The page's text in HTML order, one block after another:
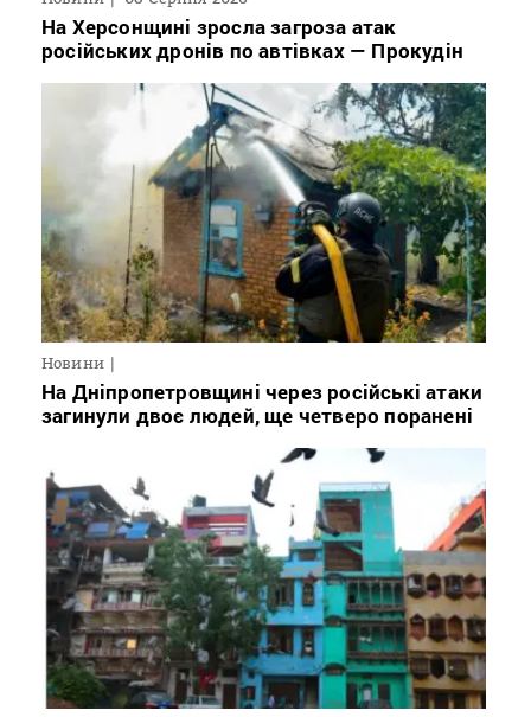
На Херсонщині зросла загроза атак
російських дронів по автівках — Прокудін
Новини
На Дніпропетровщині через російські атаки
загинули двоє людей, ще четверо поранені